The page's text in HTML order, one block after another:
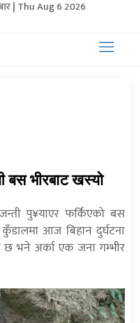
| Thu Aug 6 2026
बस भीरबाट खस्यो
पु¥याएर फर्किएको बस
आज बिहान दुर्घटना
भने अर्का एक जना गम्भीर